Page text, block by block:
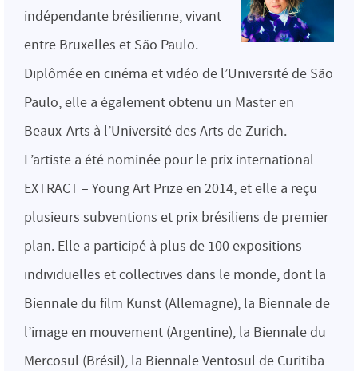
indépendante brésilienne, vivant
entre Bruxelles et São Paulo.
Diplômée en cinéma et vidéo de l’Université de São
Paulo, elle a également obtenu un Master en
Beaux-Arts à l’Université des Arts de Zurich.
L’artiste a été nominée pour le prix international
EXTRACT – Young Art Prize en 2014, et elle a reçu
plusieurs subventions et prix brésiliens de premier
plan. Elle a participé à plus de 100 expositions
individuelles et collectives dans le monde, dont la
Biennale du film Kunst (Allemagne), la Biennale de
l’image en mouvement (Argentine), la Biennale du
Mercosul (Brésil), la Biennale Ventosul de Curitiba